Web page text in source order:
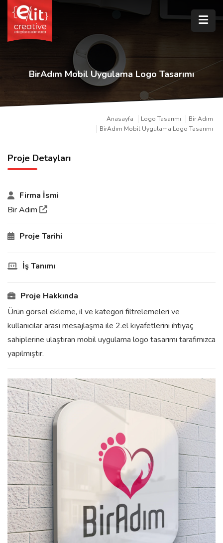
BirAdım Mobil Uygulama Logo Tasarımı
Anasayfa Logo Tasarımı
Bir Adım
BirAdım Mobil Uygulama Logo Tasarımı
Proje Detayları
Firma İsmi
Bir Adım
Proje Tarihi
İş Tanımı
Proje Hakkında
Ürün görsel ekleme, il ve kategori filtrelemeleri ve
kullanıcılar arası mesajlaşma ile 2.el kıyafetlerini ihtiyaç
sahiplerine ulaştıran mobil uygulama logo tasarımı tarafımızca
yapılmıştır.